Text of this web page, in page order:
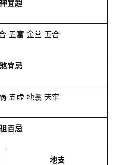
宜趋
五富 金堂 五合
宜忌
五虚 地囊 天牢
百忌
地支